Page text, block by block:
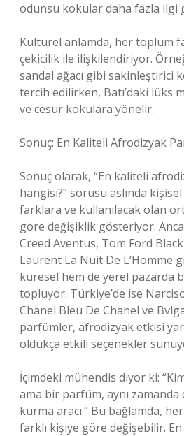
odunsu kokular daha fazla ilgi
Kültürel anlamda, her toplum
çekicilik ile ilişkilendiriyor.
sandal ağacı gibi sakinleştirici
tercih edilirken, Batı’daki lüks
ve cesur kokulara yönelir.
Sonuç: En Kaliteli Afrodizyak
Sonuç olarak, “En kaliteli
hangisi?” sorusu aslında
farklara ve kullanılacak olan
göre değişiklik gösteriyor.
Creed Aventus, Tom Ford
Laurent La Nuit De L’Homme
küresel hem de yerel pazarda
topluyor. Türkiye’de ise
Chanel Bleu De Chanel ve
parfümler, afrodizyak etkisi
oldukça etkili seçenekler
İçimdeki mühendis diyor ki:
ama bir parfüm, aynı
kurma aracı.” Bu bağlamda,
farklı kişiye göre değişebilir.